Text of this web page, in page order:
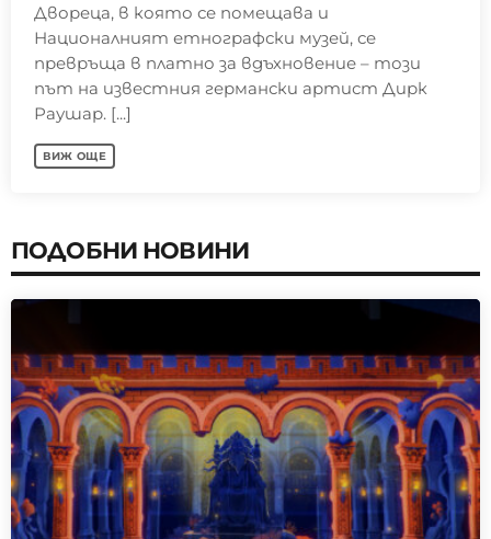
Двореца, в която се помещава и
Националният етнографски музей, се
превръща в платно за вдъхновение – този
път на известния германски артист Дирк
Раушар. [...]
ВИЖ ОЩЕ
ПОДОБНИ НОВИНИ